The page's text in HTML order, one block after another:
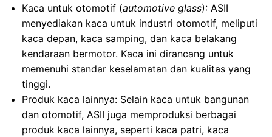
Kaca untuk otomotif (automotive glass): ASII
menyediakan kaca untuk industri otomotif, meliputi
kaca depan, kaca samping, dan kaca belakang
kendaraan bermotor. Kaca ini dirancang untuk
memenuhi standar keselamatan dan kualitas yang
tinggi.
Produk kaca lainnya: Selain kaca untuk bangunan
dan otomotif, ASII juga memproduksi berbagai
produk kaca lainnya, seperti kaca patri, kaca